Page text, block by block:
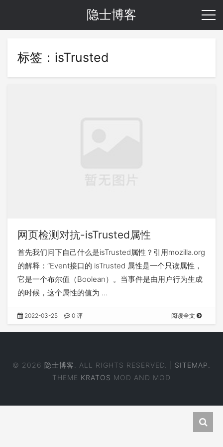
隐士博客
标签：isTrusted
网页检测对抗-isTrusted属性
首先我们问下自己什么是isTrusted属性？引用mozilla.org
的解释：“Event接口的 isTrusted 属性是一个只读属性，
它是一个布尔值（Boolean）。当事件是由用户行为生成
的时候，这个属性的值为 …
2022-03-25 0 评 阅读全文
© 2026 隐士博客 . ALL RIGHTS RESERVED. | SITEMAP.
THEME KRATOS MOD AND MOD